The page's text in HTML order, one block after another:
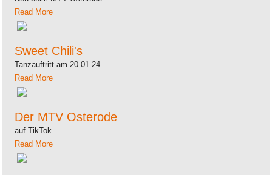
Read More
Sweet Chili's
Tanzauftritt am 20.01.24
Read More
Der MTV Osterode
auf TikTok
Read More